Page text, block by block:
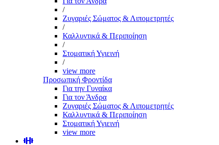
/
Ζυγαριές Σώματος & Λιπομετρητές
/
Καλλυντικά & Περιποίηση
/
Στοματική Υγιεινή
/
view more
Προσωπική Φροντίδα
Για την Γυναίκα
Για τον Άνδρα
Ζυγαριές Σώματος & Λιπομετρητές
Καλλυντικά & Περιποίηση
Στοματική Υγιεινή
view more